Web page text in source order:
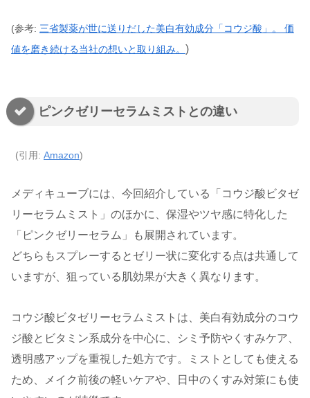
(参考: 三省製薬が世に送りだした美白有効成分「コウジ酸」。 価
値を磨き続ける当社の想いと取り組み。 )
ピンクゼリーセラムミストとの違い
(引用: Amazon)
メディキューブには、今回紹介している「コウジ酸ビタゼ
リーセラムミスト」のほかに、保湿やツヤ感に特化した
「ピンクゼリーセラム」も展開されています。
どちらもスプレーするとゼリー状に変化する点は共通して
いますが、狙っている肌効果が大きく異なります。
コウジ酸ビタゼリーセラムミストは、美白有効成分のコウ
ジ酸とビタミン系成分を中心に、シミ予防やくすみケア、
透明感アップを重視した処方です。ミストとしても使える
ため、メイク前後の軽いケアや、日中のくすみ対策にも使